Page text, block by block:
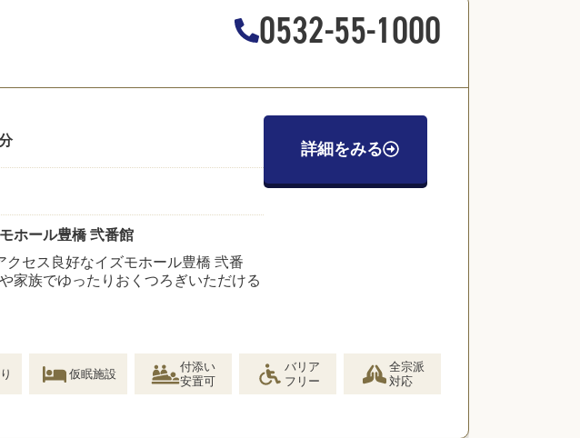
0532-55-1000
ホール豊橋 弐番館
セス良好なイズモホール豊橋 弐番
家族でゆったりおくつろぎいただける
詳細をみる
仮眠施設
付添い
安置可
バリア
フリー
全宗派
対応